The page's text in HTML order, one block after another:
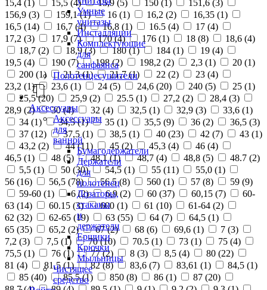
Умные
унитазы
Инсталляции
Комплектующие
для
санфаянса
Полотенцесушители
Аксессуары
Аксессуары
для
ванной
Бумагодержатели
Держатели
для
полотенец
Дозаторы,
стаканы
и
держатели
Ершики
Крючки
Мыльницы
Чистящее
средство
15,4 (1 ) 15,5 (4) 15,9 (5) 150 (1 ) 151,6 (3)
156,9 (3) 159,1 (1) 16 (1) 16,2 (2) 16,35 (1)
16,5 (14) 16,7 (4) 16,8 (1) 16.5 (4) 17 (4)
17,2 (3) 17,9 (7) 170 (4) 176 (1) 18 (8) 18,6 (4)
18,7 (2) 18,9 (3) 180 (1) 184 (1) 19 (4)
19,5 (4) 190 (7) 198 (2) 198,2 (2) 2,3 (1) 20 (1)
200 (1) 21,3 (1) 21,7 (1) 22 (2) 23 (4)
23,2 (1) 23,6 (1) 24 (5) 24,6 (20) 240 (5) 25 (1)
25,5 (20) 25,9 (2) 25.5 (1) 27,2 (2) 28,4 (3)
28,9 (2) 30 (4) 32 (4) 32,5 (1) 32,9 (3) 33,6 (1)
34 (1) 34,5 (1) 35 (1) 35,5 (9) 36 (2) 36,5 (3)
37 (12) 37,5 (1) 38,5 (1) 40 (23) 42 (7) 43 (1)
43,2 (2) 44 (11) 45 (2) 45,3 (4) 46 (4)
46,5 (1) 48 (5) 48,1 (1) 48,7 (4) 48,8 (5) 48.7 (2)
5,5 (1) 50 (30) 54,5 (1) 55 (11) 55,0 (1)
56 (16) 56,5 (78) 56.5 (8) 560 (1) 57 (8) 59 (9)
59-60 (1) 6 (2) 6,9 (2) 60 (37) 60,15 (7)
60-
63 (14) 60.15 (3) 600 (1) 61 (10) 61-64 (2)
62 (32) 62-65 (19) 63 (55) 64 (7) 64,5 (1)
65 (35) 65,2 (2) 67 (2) 68 (6) 69,6 (1) 7 (3)
7,2 (3) 7,5 (1) 70 (10) 70.5 (1) 73 (1) 75 (4)
75,5 (1) 76 (1) 77 (2) 8 (3) 8,5 (4) 80 (22)
81 (4) 81,5 (1) 82 (8) 83,6 (7) 83,61 (1) 84,5 (1)
85 (40) 85,5 (1) 850 (8) 86 (1) 87 (20)